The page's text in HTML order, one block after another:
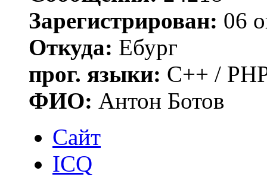
Зарегистрирован: 06
Откуда: Ебург
прог. языки: C++ /
ФИО: Антон Ботов
Сайт
ICQ